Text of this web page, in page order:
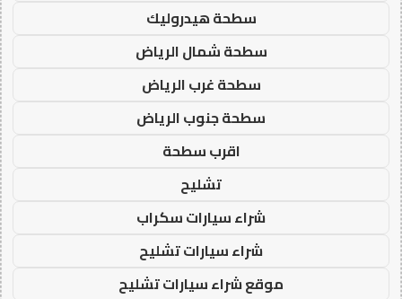
سطحة هيدروليك
سطحة شمال الرياض
سطحة غرب الرياض
سطحة جنوب الرياض
اقرب سطحة
تشليح
شراء سيارات سكراب
شراء سيارات تشليح
موقع شراء سيارات تشليح